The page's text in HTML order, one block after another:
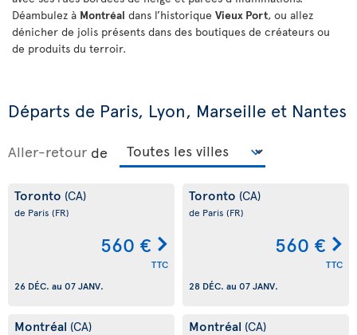
Déambulez à Montréal dans l’historique Vieux Port, ou allez
dénicher de jolis présents dans des boutiques de créateurs ou
de produits du terroir.
Départs de Paris, Lyon, Marseille et Nantes
Aller-retour de
Toronto (CA)
de Paris (FR)
560 €
TTC
26 DÉC. au 07 JANV.
Toronto (CA)
de Paris (FR)
560 €
TTC
28 DÉC. au 07 JANV.
Montréal (CA) Montréal (CA)